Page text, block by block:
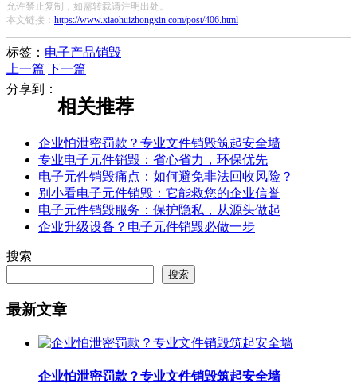
允许禁止复制，如需转载请注明出处。
本文链接： https://www.xiaohuizhongxin.com/post/406.html
标签： 电子产品销毁
上一篇
下一篇
分享到：
相关推荐
企业怕泄密罚款？专业文件销毁筑起安全墙
专业电子元件销毁：省心省力，环保优先
电子元件销毁痛点：如何避免非法回收风险？
别小看电子元件销毁：它能救您的企业信誉
电子元件销毁服务：保护隐私，从源头做起
企业升级设备？电子元件销毁必做一步
搜索
搜索
最新文章
企业怕泄密罚款？专业文件销毁筑起安全墙